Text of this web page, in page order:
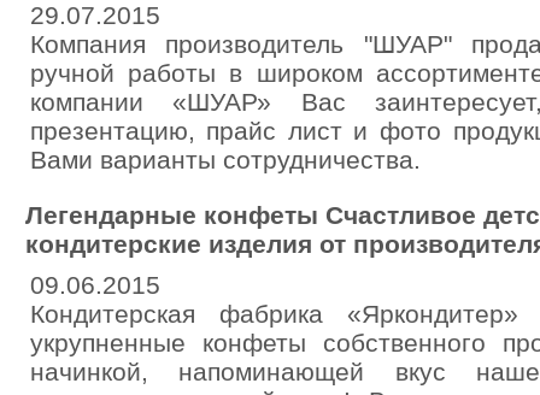
29.07.2015
Компания производитель "ШУАР"
ручной работы в широком
компании «ШУАР» Вас
презентацию, прайс лист и фото
Вами варианты сотрудничества.
Легендарные конфеты Счастливое
кондитерские изделия от
09.06.2015
Кондитерская фабрика «Яркондитер»
укрупненные конфеты собственного
начинкой, напоминающей вкус